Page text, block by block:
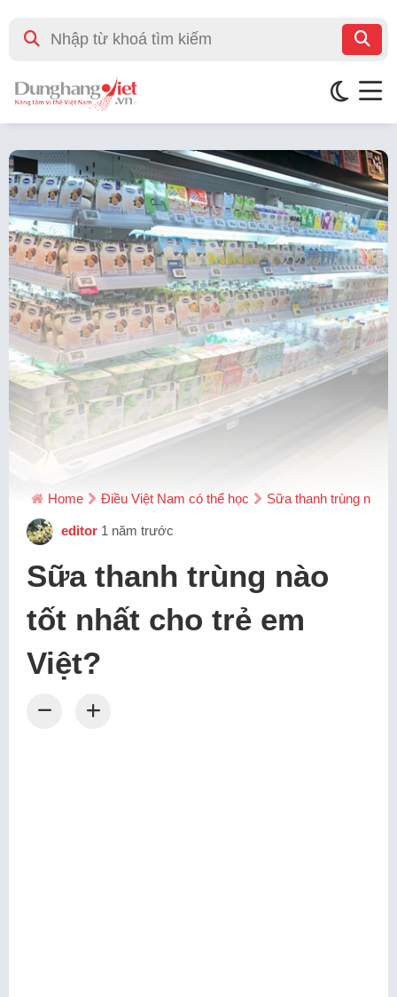
Home Điều Việt Nam có thể học Sữa thanh trùng nào
editor 1 năm trước
Sữa thanh trùng nào
tốt nhất cho trẻ em
Việt?